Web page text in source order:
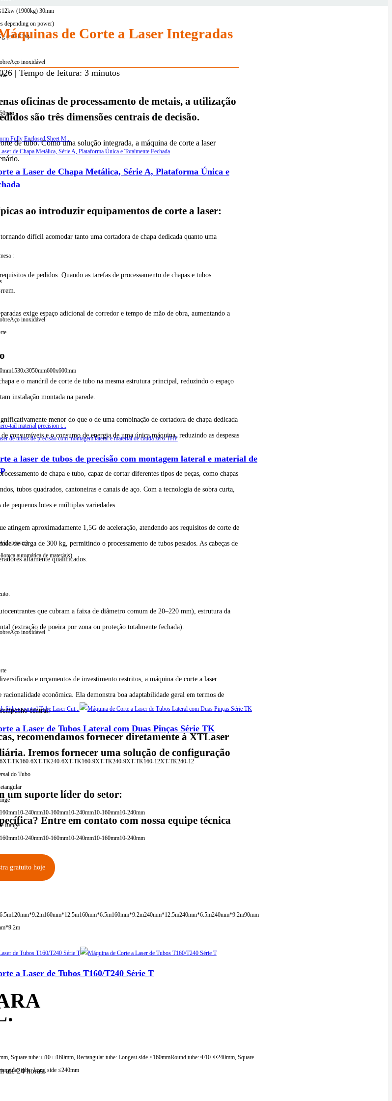
(1900kg) 30mm
depending on power)
(≤12KW)
Aço inoxidável
a Laser de Chapa Metálica, Série A, Plataforma Única e
:
Aço inoxidável
1530x3050mm600x600mm
a laser de tubos de precisão com montagem lateral e material de
power)
automática de materiais)
Aço inoxidável
a Laser de Tubos Lateral com Duas Pinças Série TK
XT-TK160-6XT-TK240-6XT-TK160-9XT-TK240-9XT-TK160-12XT-TK240-12
do Tubo
10-240mm10-160mm10-240mm10-160mm10-240mm
Range
10-240mm10-160mm10-240mm10-160mm10-240mm
Aço inoxidável
120mm*9.2m160mm*12.5m160mm*6.5m160mm*9.2m240mm*12.5m240mm*6.5m240mm*9.2m90mm
a Laser de Tubos T160/T240 Série T
Square tube: □10-□160mm, Rectangular tube: Longest side ≤160mmRound tube: Φ10-Φ240mm, Square
tube: Long side ≤240mm
de Corte a Laser Integradas
| Tempo de leitura: 3 minutos
oficinas de processamento de metais, a utilização
são três dimensões centrais de decisão.
de tubo. Como uma solução integrada, a máquina de corte a laser
ao introduzir equipamentos de corte a laser:
difícil acomodar tanto uma cortadora de chapa dedicada quanto uma
de pedidos. Quando as tarefas de processamento de chapas e tubos
exige espaço adicional de corredor e tempo de mão de obra, aumentando a
e o mandril de corte de tubo na mesma estrutura principal, reduzindo o espaço
instalação montada na parede.
menor do que o de uma combinação de cortadora de chapa dedicada
consumíveis e o consumo de energia de uma única máquina, reduzindo as despesas
de chapa e tubo, capaz de cortar diferentes tipos de peças, como chapas
tubos quadrados, cantoneiras e canais de aço. Com a tecnologia de sobra curta,
pequenos lotes e múltiplas variedades.
atingem aproximadamente 1,5G de aceleração, atendendo aos requisitos de corte de
de carga de 300 kg, permitindo o processamento de tubos pesados. As cabeças de
altamente qualificados.
que cubram a faixa de diâmetro comum de 20–220 mm), estrutura da
(extração de poeira por zona ou proteção totalmente fechada).
e orçamentos de investimento restritos, a máquina de corte a laser
econômica. Ela demonstra boa adaptabilidade geral em termos de
central.
recomendamos fornecer diretamente à XTLaser
Iremos fornecer uma solução de configuração
um suporte líder do setor:
Entre em contato com nossa equipe técnica
gratuito hoje
até 24 horas.